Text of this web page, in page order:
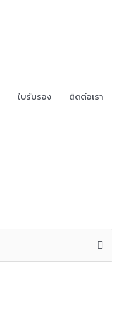
ใบรับรอง ติดต่อเรา